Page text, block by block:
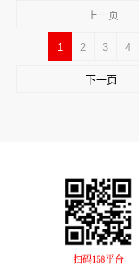
上一页
1 2 3 4
下一页